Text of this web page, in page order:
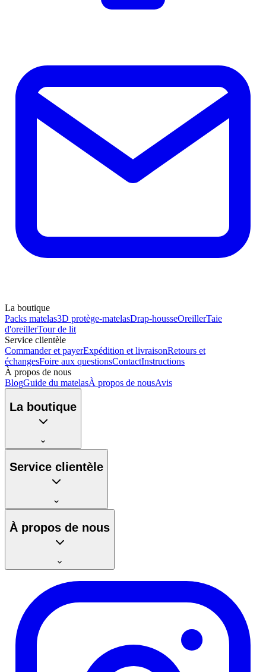
La boutique
Packs matelas3D protège-matelasDrap-housseOreillerTaie
d'oreillerTour de lit
Service clientèle
Commander et payerExpédition et livraisonRetours et
échangesFoire aux questionsContactInstructions
À propos de nous
BlogGuide du matelasÀ propos de nousAvis
La boutique
Service clientèle
À propos de nous